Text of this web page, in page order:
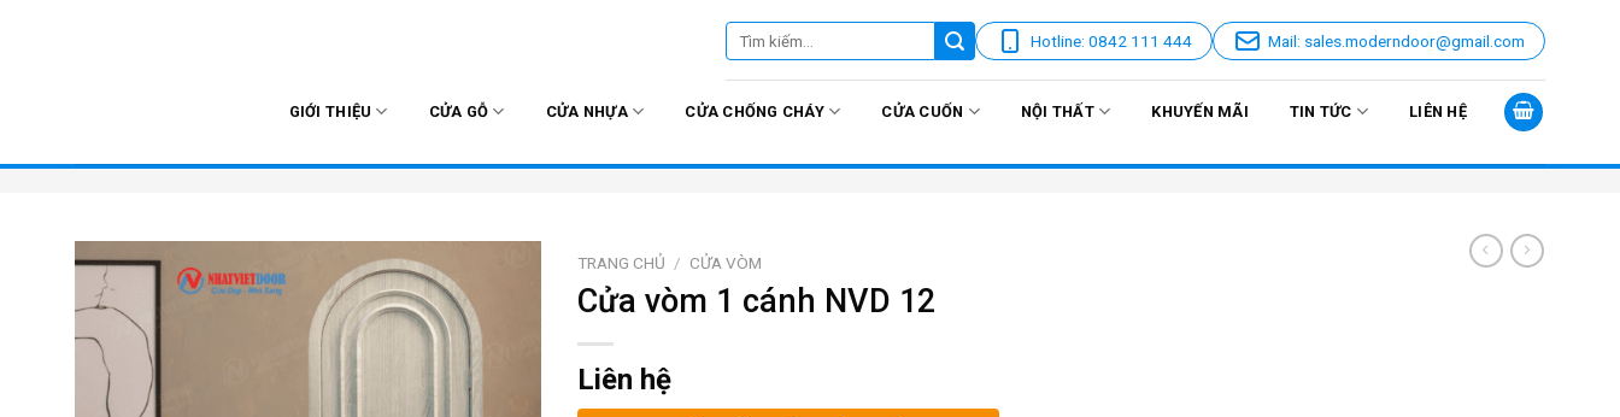
Tìm
kiếm:
Hotline: 0842 111 444 Mail: sales.moderndoor@gmail.com
GIỚI THIỆU CỬA GỖ CỬA NHỰA CỬA CHỐNG CHÁY CỬA CUỐN NỘI THẤT KHUYẾN MÃI TIN TỨC LIÊN HỆ
TRANG CHỦ / CỬA VÒM
Cửa vòm 1 cánh NVD 12
Liên hệ